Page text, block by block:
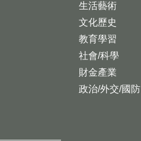
生活藝術
文化歷史
教育學習
社會/科學
財金產業
政治/外交/國防